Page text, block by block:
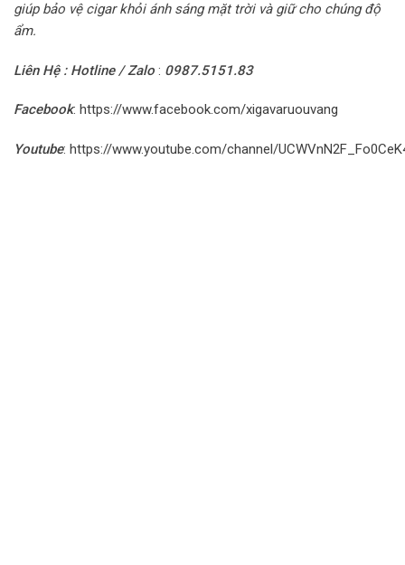
giúp bảo vệ cigar khỏi ánh sáng mặt trời và giữ cho chúng độ
ẩm.
Liên Hệ : Hotline / Zalo : 0987.5151.83
Facebook: https://www.facebook.com/xigavaruouvang
Youtube: https://www.youtube.com/channel/